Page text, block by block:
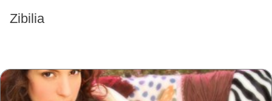
Zibilia
EVENTOS PASADOS